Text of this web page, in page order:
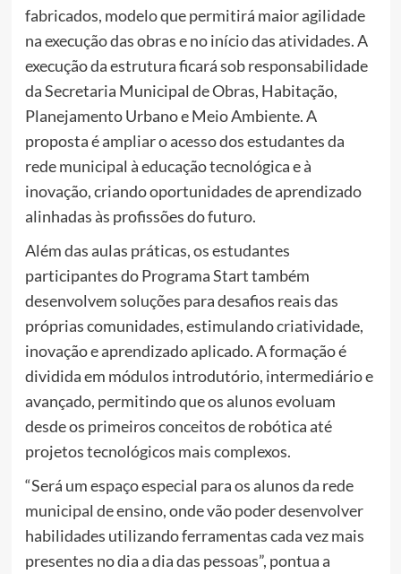
fabricados, modelo que permitirá maior agilidade
na execução das obras e no início das atividades. A
execução da estrutura ficará sob responsabilidade
da Secretaria Municipal de Obras, Habitação,
Planejamento Urbano e Meio Ambiente. A
proposta é ampliar o acesso dos estudantes da
rede municipal à educação tecnológica e à
inovação, criando oportunidades de aprendizado
alinhadas às profissões do futuro.
Além das aulas práticas, os estudantes
participantes do Programa Start também
desenvolvem soluções para desafios reais das
próprias comunidades, estimulando criatividade,
inovação e aprendizado aplicado. A formação é
dividida em módulos introdutório, intermediário e
avançado, permitindo que os alunos evoluam
desde os primeiros conceitos de robótica até
projetos tecnológicos mais complexos.
“Será um espaço especial para os alunos da rede
municipal de ensino, onde vão poder desenvolver
habilidades utilizando ferramentas cada vez mais
presentes no dia a dia das pessoas”, pontua a